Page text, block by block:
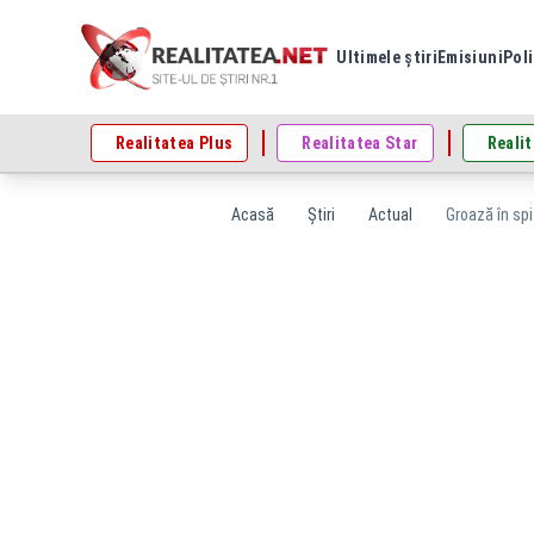
Ultimele știri Emisiuni
Realitatea Plus Realitatea Star
Acasă Știri Actual Groază în